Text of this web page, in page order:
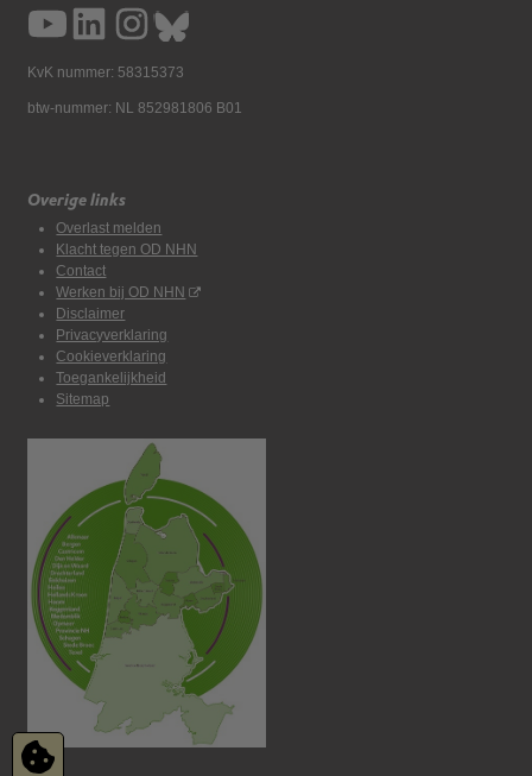
KvK nummer: 58315373
btw-nummer: NL 852981806 B01
Overige links
Overlast melden
Klacht tegen OD NHN
Contact
Werken bij OD NHN
Disclaimer
Privacyverklaring
Cookieverklaring
Toegankelijkheid
Sitemap